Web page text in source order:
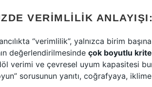
VERIMLILIK
“verimlilik”, yalnızca birim
değerlendirilmesinde çok boyutlu
verimi ve çevresel uyum kapasitesi
sorusunun yanıtı, coğrafyaya,